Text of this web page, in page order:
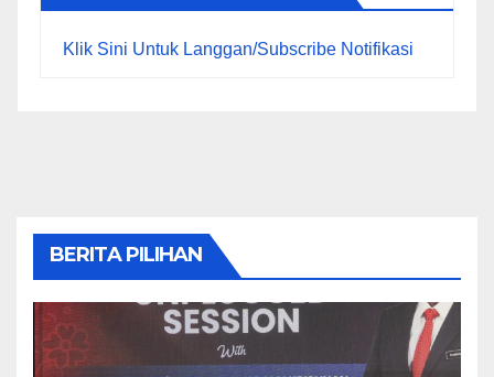
Klik Sini Untuk Langgan/Subscribe Notifikasi
BERITA PILIHAN